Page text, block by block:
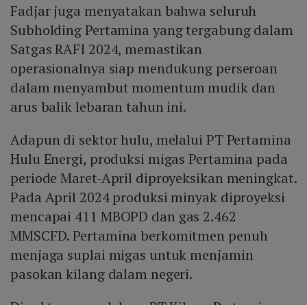
Fadjar juga menyatakan bahwa seluruh
Subholding Pertamina yang tergabung dalam
Satgas RAFI 2024, memastikan
operasionalnya siap mendukung perseroan
dalam menyambut momentum mudik dan
arus balik lebaran tahun ini.
Adapun di sektor hulu, melalui PT Pertamina
Hulu Energi, produksi migas Pertamina pada
periode Maret-April diproyeksikan meningkat.
Pada April 2024 produksi minyak diproyeksi
mencapai 411 MBOPD dan gas 2.462
MMSCFD. Pertamina berkomitmen penuh
menjaga suplai migas untuk menjamin
pasokan kilang dalam negeri.